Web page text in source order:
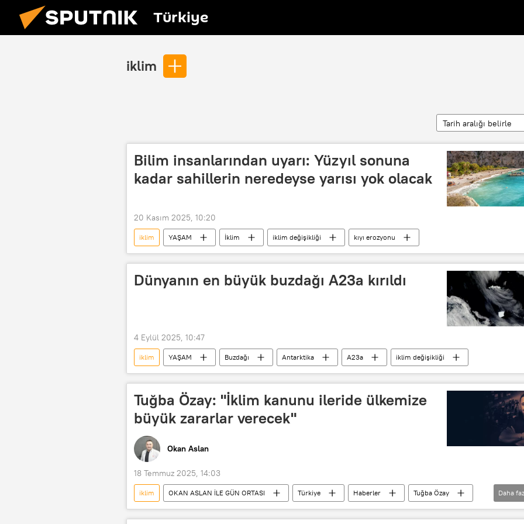
Türkiye
iklim
Tarih aralığı belirle
Bilim insanlarından uyarı: Yüzyıl sonuna
kadar sahillerin neredeyse yarısı yok olacak
20 Kasım 2025, 10:20
iklim YAŞAM İklim iklim değişikliği kıyı erozyonu
Dünyanın en büyük buzdağı A23a kırıldı
4 Eylül 2025, 10:47
iklim YAŞAM Buzdağı Antarktika A23a iklim değişikliği
Tuğba Özay: "İklim kanunu ileride ülkemize
büyük zararlar verecek"
Okan Aslan
18 Temmuz 2025, 14:03
iklim OKAN ASLAN İLE GÜN ORTASI Türkiye Haberler
Tuğba Özay
İsmail Saymaz
İklim Yasası Radyo Sputnik Radyo RADYO
Daha